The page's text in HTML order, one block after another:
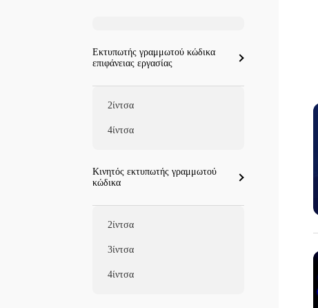
Εκτυπωτής γραμμωτού κώδικα
επιφάνειας εργασίας
2ίντσα
4ίντσα
Κινητός εκτυπωτής γραμμωτού
κώδικα
2ίντσα
3ίντσα
4ίντσα